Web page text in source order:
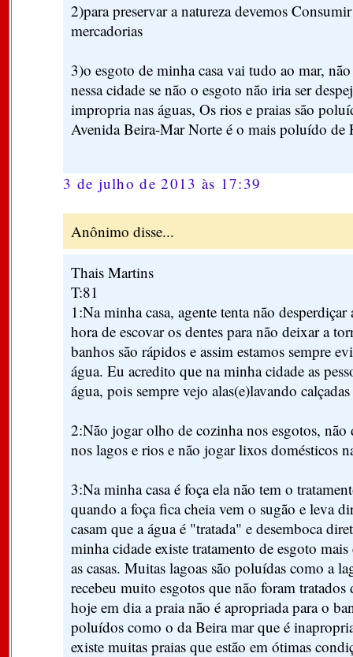
2)para preservar a natureza devemos
mercadorias
3)o esgoto de minha casa vai tudo ao mar,
nessa cidade se não o esgoto não iria ser
impropria nas águas, Os rios e praias são
Avenida Beira-Mar Norte é o mais poluído de
3 de julho de 2013 às 17:39
Anônimo disse...
Thais Martins
T:81
1:Na minha casa, agente tenta não
hora de escovar os dentes para não deixar a
banhos são rápidos e assim estamos sempre
água. Eu acredito que na minha cidade as
água, pois sempre vejo alas(e)lavando
2:Não jogar olho de cozinha nos esgotos, não
nos lagos e rios e não jogar lixos domésticos
3:Na minha casa é foça ela não tem o
quando a foça fica cheia vem o sugão e leva
casam que a água é "tratada" e desemboca
minha cidade existe tratamento de esgoto
as casas. Muitas lagoas são poluídas como a
recebeu muito esgotos que não foram tratados
hoje em dia a praia não é apropriada para o
poluídos como o da Beira mar que é
existe muitas praias que estão em ótimas